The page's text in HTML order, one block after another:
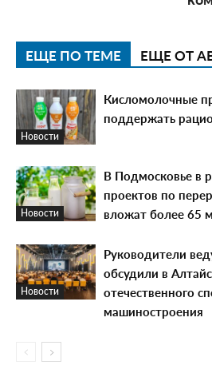
ЕЩЕ ПО ТЕМЕ ЕЩЕ ОТ
Новости
Кисломолочные
поддержать
Новости
В Подмосковье в
проектов по
вложат более 65
Новости
Руководители
обсудили в
отечественного
машиностроения